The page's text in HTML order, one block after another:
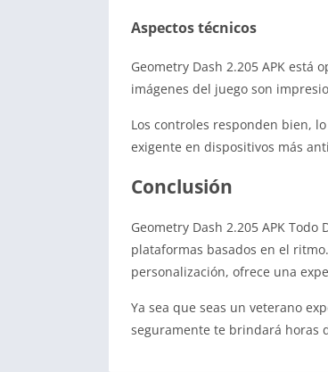
Aspectos técnicos
Geometry Dash 2.205 APK
imágenes del juego son
Los controles responden bien,
exigente en dispositivos más
Conclusión
Geometry Dash 2.205 APK
plataformas basados ​​en el
personalización, ofrece una
Ya sea que seas un veterano
seguramente te brindará horas